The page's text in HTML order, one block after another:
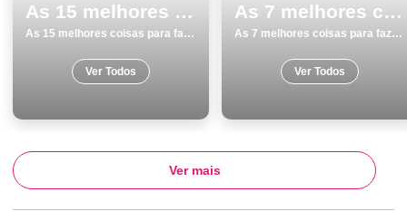
As 15 melhores coisas para fazer e visitar em Lagoa
As 15 melhores coisas para fazer e visitar em Lagoa
Ver Todos
As 7 melhores coisas para fazer e visitar em GrÃ¢ndola
As 7 melhores coisas para fazer e visitar em GrÃ¢ndola
Ver Todos
Ver mais